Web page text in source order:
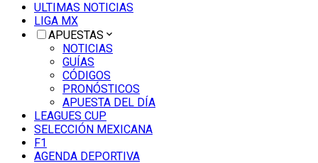
ULTIMAS NOTICIAS
LIGA MX
APUESTAS
NOTICIAS
GUÍAS
CÓDIGOS
PRONÓSTICOS
APUESTA DEL DÍA
LEAGUES CUP
SELECCIÓN MEXICANA
F1
AGENDA DEPORTIVA